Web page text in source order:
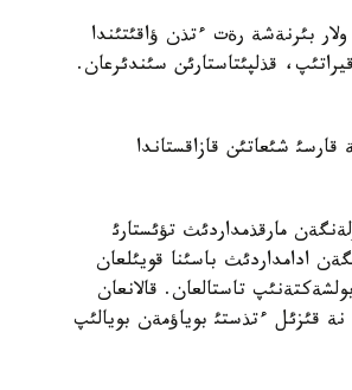
بئرنةشة رةت ءتذن ؤاقئتئندا
تاس قابئرعالارئن قيراتئپ، قذلپئتاستارئن سئندئرعان.
قارسئ شئعاتئن قازاقستاندا
مارقذمداردئث تؤئستارئ
جةرلةنگةن ادامداردئث باسئنا قويئلعان
تاستالعان. قالانعان
قئزئل ءتذستئ بوياؤمةن بويالئپ